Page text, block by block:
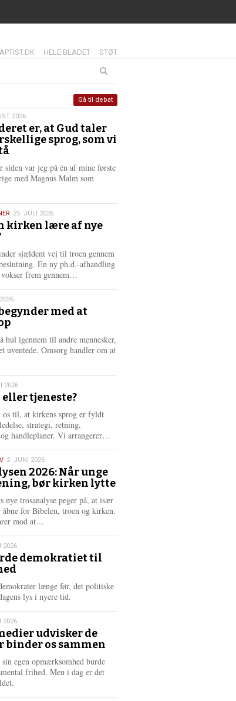
15.0:
HELE BLADET 16.0:
STØT
2026
er, at Gud taler
sprog, som vi
siden var jeg på én af mine første
med Magnus Malm som
25. JULI 2026
kirken lære af nye
sjældent vej til troen gennem
En ny ph.d.-afhandling
frem gennem…
e
e
med at
hul igennem til andre mennesker,
uventede. Omsorg handler om at
2026
eller tjeneste?
til, at kirkens sprog er fyldt
strategi, retning,
handleplaner. Vi arrangerer…
r
e
2. JUNI 2026
2026: Når unge
bør kirken lytte
nye trosanalyse peger på, at især
for Bibelen, troen og kirken.
mod at…
e
e
2026
demokratiet til
længe før, det politiske
lys i nyere tid.
2026
udvisker de
binder os sammen
egen opmærksomhed burde
frihed. Men i dag er det
Gå til debat